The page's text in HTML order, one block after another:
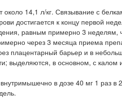
14,1 л/кг. Связывание с
достигается к концу первой
равным примерно 3 неделям,
через 3 месяца приема
плацентарный барьер и в
выделяются, в основном, с
в дозе 40 мг 1 раз